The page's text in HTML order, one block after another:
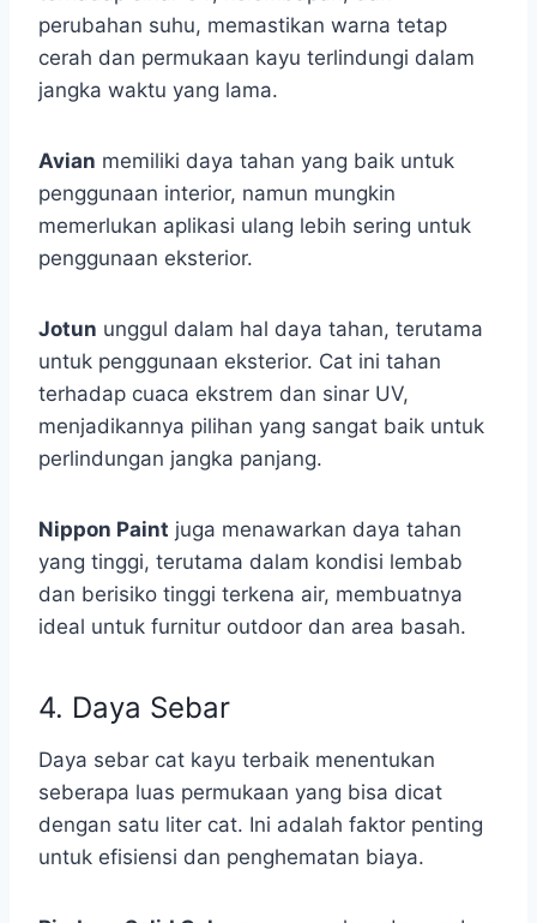
perubahan suhu, memastikan warna tetap
cerah dan permukaan kayu terlindungi dalam
jangka waktu yang lama.
Avian memiliki daya tahan yang baik untuk
penggunaan interior, namun mungkin
memerlukan aplikasi ulang lebih sering untuk
penggunaan eksterior.
Jotun unggul dalam hal daya tahan, terutama
untuk penggunaan eksterior. Cat ini tahan
terhadap cuaca ekstrem dan sinar UV,
menjadikannya pilihan yang sangat baik untuk
perlindungan jangka panjang.
Nippon Paint juga menawarkan daya tahan
yang tinggi, terutama dalam kondisi lembab
dan berisiko tinggi terkena air, membuatnya
ideal untuk furnitur outdoor dan area basah.
4. Daya Sebar
Daya sebar cat kayu terbaik menentukan
seberapa luas permukaan yang bisa dicat
dengan satu liter cat. Ini adalah faktor penting
untuk efisiensi dan penghematan biaya.